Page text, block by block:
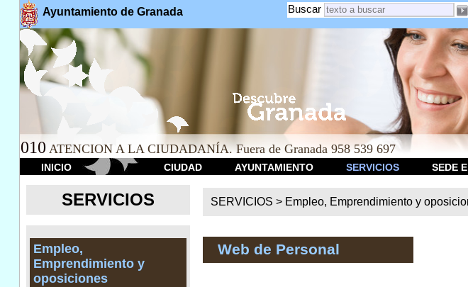
Ayuntamiento de Granada Buscar
010 ATENCION A LA CIUDADANÍA. Fuera de Granada 958 539 697
INICIO CIUDAD AYUNTAMIENTO SERVICIOS SEDE
SERVICIOS
Empleo,
Emprendimiento y
oposiciones
SERVICIOS > Empleo, Emprendimiento y
Web de Personal